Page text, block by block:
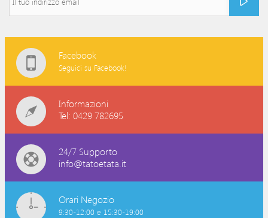
Facebook
Seguici su Facebook!
Informazioni
Tel: 0429 782695
24/7 Supporto
info@tatoetata.it
Orari Negozio
9:30-12:00 e 15:30-19:00